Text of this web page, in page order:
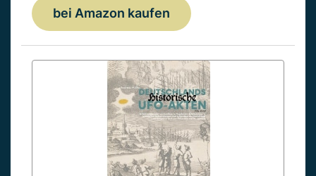
bei Amazon kaufen